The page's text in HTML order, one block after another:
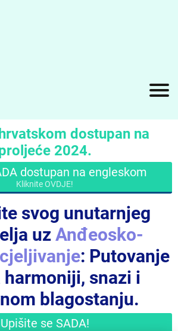
dostupan na
2024.
dostupan na engleskom
Kliknite OVDJE!
svog unutarnjeg
uz Anđeosko-
: Putovanje
harmoniji, snazi i
blagostanju.
Upišite se SADA!